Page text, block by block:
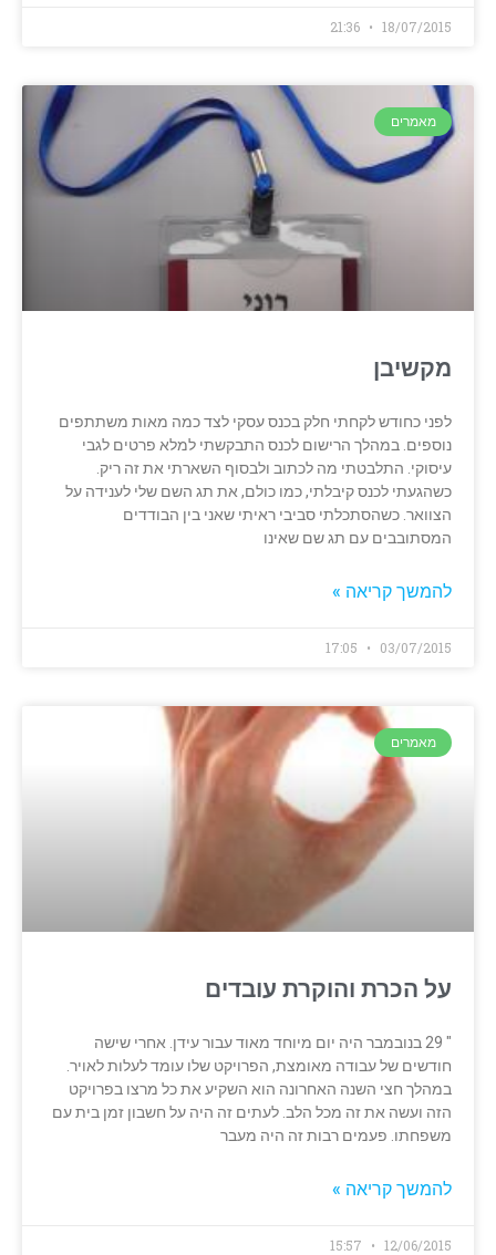
18/07/2015
מאמרים
מקשיבן
לפני כחודש לקחתי חלק בכנס עסקי לצד כמה מאות משתתפים
נוספים. במהלך הרישום לכנס התבקשתי למלא פרטים לגבי
עיסוקי. התלבטתי מה לכתוב ולבסוף השארתי את זה ריק.
כשהגעתי לכנס קיבלתי, כמו כולם, את תג השם שלי לענידה על
הצוואר. כשהסתכלתי סביבי ראיתי שאני בין הבודדים
המסתובבים עם תג שם שאינו
להמשך קריאה »
03/07/2015
מאמרים
על הכרת והוקרת עובדים
" 29 בנובמבר היה יום מיוחד מאוד עבור עידן. אחרי שישה
חודשים של עבודה מאומצת, הפרויקט שלו עומד לעלות לאויר.
במהלך חצי השנה האחרונה הוא השקיע את כל מרצו בפרויקט
הזה ועשה את זה מכל הלב. לעתים זה היה על חשבון זמן בית עם
משפחתו. פעמים רבות זה היה מעבר
להמשך קריאה »
12/06/2015